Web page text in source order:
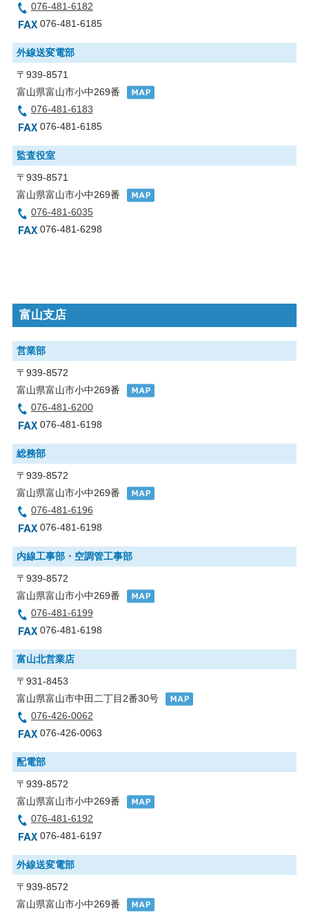
076-481-6182
076-481-6185
外線送変電部
〒939-8571
富山県富山市小中269番
076-481-6183
076-481-6185
監査役室
〒939-8571
富山県富山市小中269番
076-481-6035
076-481-6298
富山支店
営業部
〒939-8572
富山県富山市小中269番
076-481-6200
076-481-6198
総務部
〒939-8572
富山県富山市小中269番
076-481-6196
076-481-6198
内線工事部・空調管工事部
〒939-8572
富山県富山市小中269番
076-481-6199
076-481-6198
富山北営業店
〒931-8453
富山県富山市中田二丁目2番30号
076-426-0062
076-426-0063
配電部
〒939-8572
富山県富山市小中269番
076-481-6192
076-481-6197
外線送変電部
〒939-8572
富山県富山市小中269番